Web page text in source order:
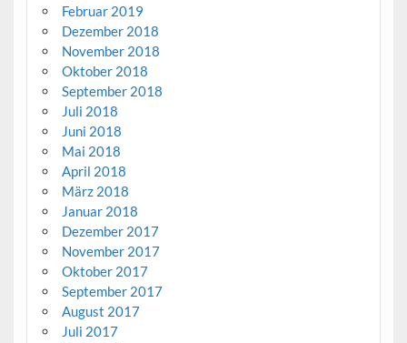
Februar 2019
Dezember 2018
November 2018
Oktober 2018
September 2018
Juli 2018
Juni 2018
Mai 2018
April 2018
März 2018
Januar 2018
Dezember 2017
November 2017
Oktober 2017
September 2017
August 2017
Juli 2017